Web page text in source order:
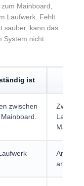
Mainboard,
Laufwerk. Fehlt
sauber, kann das
System nicht
ist
zwischen
Am
am